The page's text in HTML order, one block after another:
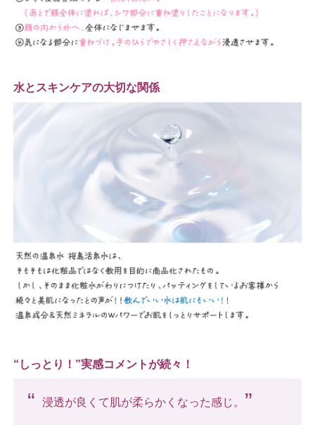
水とスキンケアの大切な関係
“しっとり！”実感コメントが続々！
“ 浸透が良くて肌が柔らかくなった感じ。 ”